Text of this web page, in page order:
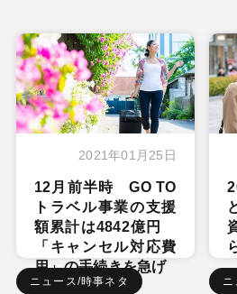
2021年01月25日
12月前半時 GO TO
トラベル事業の支援
額累計は4842億円
「キャンセル対応費
用」の手続きを急げ
ニュース/時事ネタ ニ